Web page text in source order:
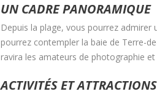
UN CADRE PANORAMIQUE
Depuis la plage, vous pourrez
pourrez contempler la baie de Terre-
ravira les amateurs de photographie
ACTIVITÉS ET ATTRACTIONS